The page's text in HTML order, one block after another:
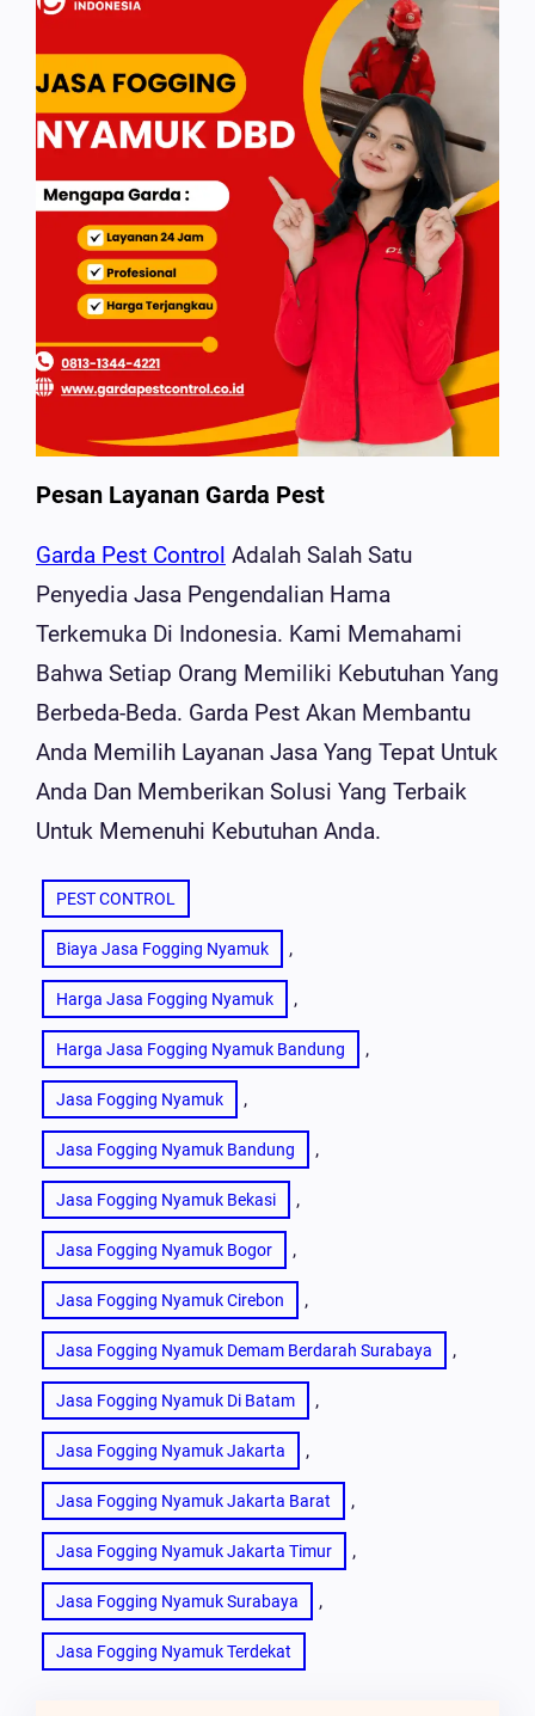
Pesan Layanan Garda Pest
Garda Pest Control Adalah Salah Satu
Penyedia Jasa Pengendalian Hama
Terkemuka Di Indonesia. Kami Memahami
Bahwa Setiap Orang Memiliki Kebutuhan Yang
Berbeda-Beda. Garda Pest Akan Membantu
Anda Memilih Layanan Jasa Yang Tepat Untuk
Anda Dan Memberikan Solusi Yang Terbaik
Untuk Memenuhi Kebutuhan Anda.
PEST CONTROL
Biaya Jasa Fogging Nyamuk ,
Harga Jasa Fogging Nyamuk ,
Harga Jasa Fogging Nyamuk Bandung ,
Jasa Fogging Nyamuk ,
Jasa Fogging Nyamuk Bandung ,
Jasa Fogging Nyamuk Bekasi ,
Jasa Fogging Nyamuk Bogor ,
Jasa Fogging Nyamuk Cirebon ,
Jasa Fogging Nyamuk Demam Berdarah Surabaya ,
Jasa Fogging Nyamuk Di Batam ,
Jasa Fogging Nyamuk Jakarta ,
Jasa Fogging Nyamuk Jakarta Barat ,
Jasa Fogging Nyamuk Jakarta Timur ,
Jasa Fogging Nyamuk Surabaya ,
Jasa Fogging Nyamuk Terdekat